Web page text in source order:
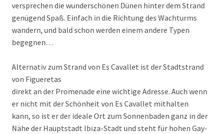
versprechen die wunderschönen Dünen hinter dem Strand
genügend Spaß. Einfach in die Richtung des Wachturms
wandern, und bald schon werden einem andere Typen
begegnen…
Alternativ zum Strand von Es Cavallet ist der Stadtstrand
von Figueretas
direkt an der Promenade eine wichtige Adresse. Auch wenn
er nicht mit der Schönheit von Es Cavallet mithalten
kann, so ist er der ideale Ort zum Sonnenbaden ganz in der
Nähe der Hauptstadt Ibiza-Stadt und steht für hohen Gay-